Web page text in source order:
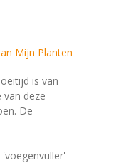
Mijn Planten
is van
deze
De